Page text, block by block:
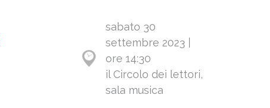
sabato 30
settembre 2023 |
ore 14:30
il Circolo dei lettori,
sala musica